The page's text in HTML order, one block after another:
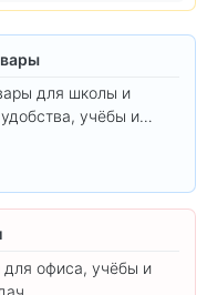
для школы и
учёбы и
для офиса, учёбы и